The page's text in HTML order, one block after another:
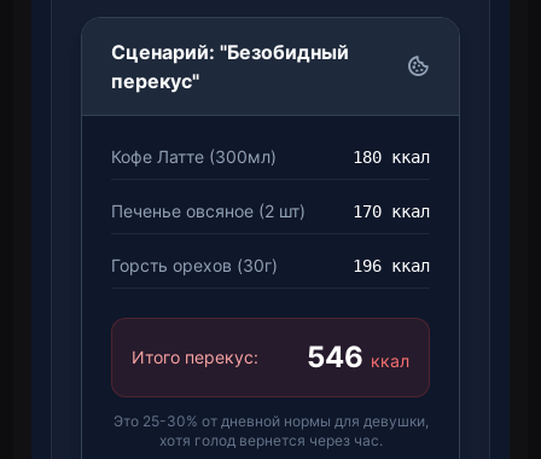
Сценарий: "Безобидный
перекус"
Кофе Латте (300мл) 180 ккал
Печенье овсяное (2 шт) 170 ккал
Горсть орехов (30г) 196 ккал
Итого перекус: 546 ккал
Это 25-30% от дневной нормы для девушки,
хотя голод вернется через час.